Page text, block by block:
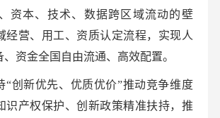
资本、技术、数据跨区域流动的壁
经营、用工、资质认定流程，实现人
资金全国自由流通、高效配置。
“创新优先、优质优价”推动竞争维度
识产权保护、创新政策精准扶持，推